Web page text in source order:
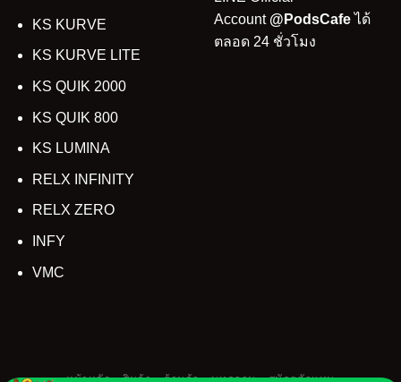
KS KURVE
KS KURVE LITE
KS QUIK 2000
KS QUIK 800
KS LUMINA
RELX INFINITY
RELX ZERO
INFY
VMC
Account @PodsCafeได้
ตลอด 24 ชั่วโมง